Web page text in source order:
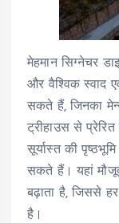
मेहमान सिग्नेचर
और वैश्विक स्वाद
सकते हैं, जिनका
ट्रीहाउस से
सूर्यास्त की
सकते हैं। यहां
बढ़ाता है, जिससे
है।